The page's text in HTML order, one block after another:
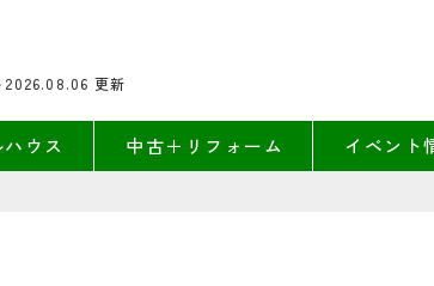
2026.08.06 更新
ウス 中古＋リフォーム イベント